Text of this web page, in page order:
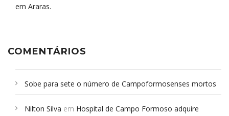
em Araras.
COMENTÁRIOS
Sobe para sete o número de Campoformosenses mortos
Campoformosenses que morreram em desabamentos são
Nilton Silva em Hospital de Campo Formoso adquire